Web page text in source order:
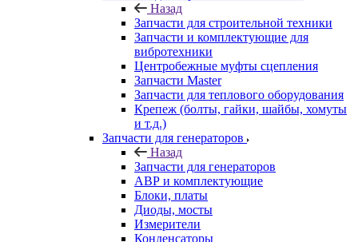
Назад
Запчасти для строительной техники
Запчасти и комплектующие для
вибротехники
Центробежные муфты сцепления
Запчасти Master
Запчасти для теплового оборудования
Крепеж (болты, гайки, шайбы, хомуты
и т.д.)
Запчасти для генераторов
Назад
Запчасти для генераторов
АВР и комплектующие
Блоки, платы
Диоды, мосты
Измерители
Конденсаторы